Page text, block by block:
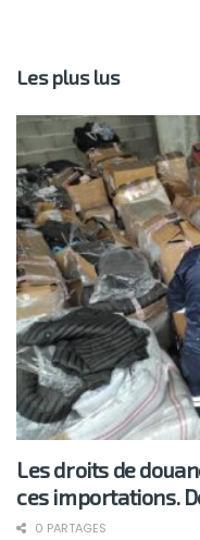
Les plus lus
Les droits de
ces importations.
0 PARTAGES